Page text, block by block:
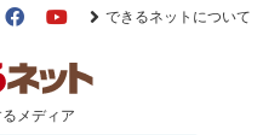
メディア
旧
FacebookYouTube
できるネットについて